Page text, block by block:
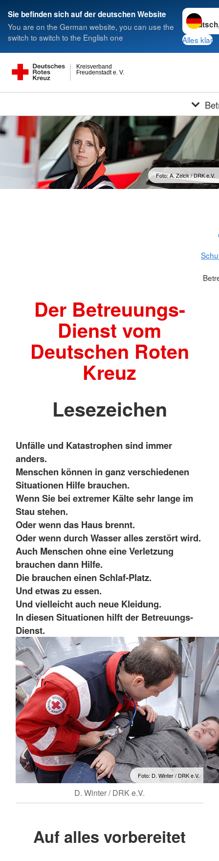
Sie befinden sich auf der deutschen Website
You are on the German website, you can use the
switch to switch to the English one
Sprache
Alles klar
Freudenstadt e. V.
Kreisverband
Foto: A. Zelck / DRK e.V.
Der Betreuungs-
Dienst vom
Deutschen Roten
Kreuz
Lesezeichen
Unfälle und Katastrophen sind immer
anders.
Menschen können in ganz verschiedenen
Situationen Hilfe brauchen.
Wenn Sie bei extremer Kälte sehr lange im
Stau stehen.
Oder wenn das Haus brennt.
Oder wenn durch Wasser alles zerstört wird.
Auch Menschen ohne eine Verletzung
brauchen dann Hilfe.
Die brauchen einen Schlaf-Platz.
Und etwas zu essen.
Und vielleicht auch neue Kleidung.
In diesen Situationen hilft der Betreuungs-
Dienst.
Foto: D. Winter / DRK e.V.
D. Winter / DRK e.V.
Auf alles vorbereitet